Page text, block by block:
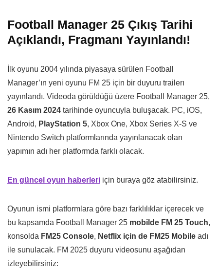
Football Manager 25 Çıkış Tarihi
Açıklandı, Fragmanı Yayınlandı!
İlk oyunu 2004 yılında piyasaya sürülen Football
Manager’ın yeni oyunu FM 25 için bir duyuru trailerı
yayınlandı. Videoda görüldüğü üzere Football Manager 25,
26 Kasım 2024 tarihinde oyuncuyla buluşacak. PC, iOS,
Android, PlayStation 5, Xbox One, Xbox Series X-S ve
Nintendo Switch platformlarında yayınlanacak olan
yapımın adı her platformda farklı olacak.
En güncel oyun haberleri için buraya göz atabilirsiniz.
Oyunun ismi platformlara göre bazı farklılıklar içerecek ve
bu kapsamda Football Manager 25 mobilde FM 25 Touch,
konsolda FM25 Console, Netflix için de FM25 Mobile adı
ile sunulacak. FM 2025 duyuru videosunu aşağıdan
izleyebilirsiniz: